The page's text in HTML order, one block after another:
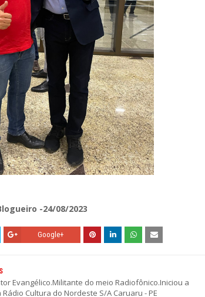
-24/08/2023
Google+
Evangélico.Militante do meio Radiofônico.Iniciou a
Cultura do Nordeste S/A Caruaru - PE